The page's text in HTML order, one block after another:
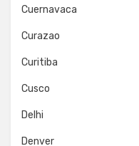
Cuernavaca
Curazao
Curitiba
Cusco
Delhi
Denver